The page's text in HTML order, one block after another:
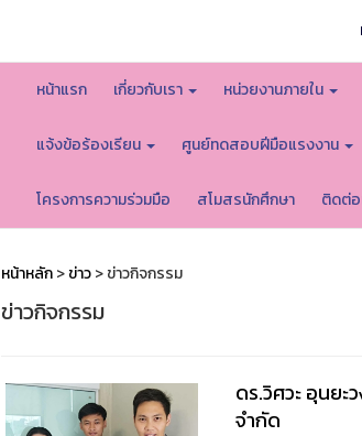
หน้าแรก เกี่ยวกับเรา หน่วยงานภายใน
แจ้งข้อร้องเรียน ศูนย์ทดสอบฝีมือแรงงาน
โครงการความร่วมมือ สโมสรนักศึกษา ติดต่อ
หน้าหลัก>ข่าว> ข่าวกิจกรรม
ข่าวกิจกรรม
ดร.วิศวะ อุนย
จำกัด